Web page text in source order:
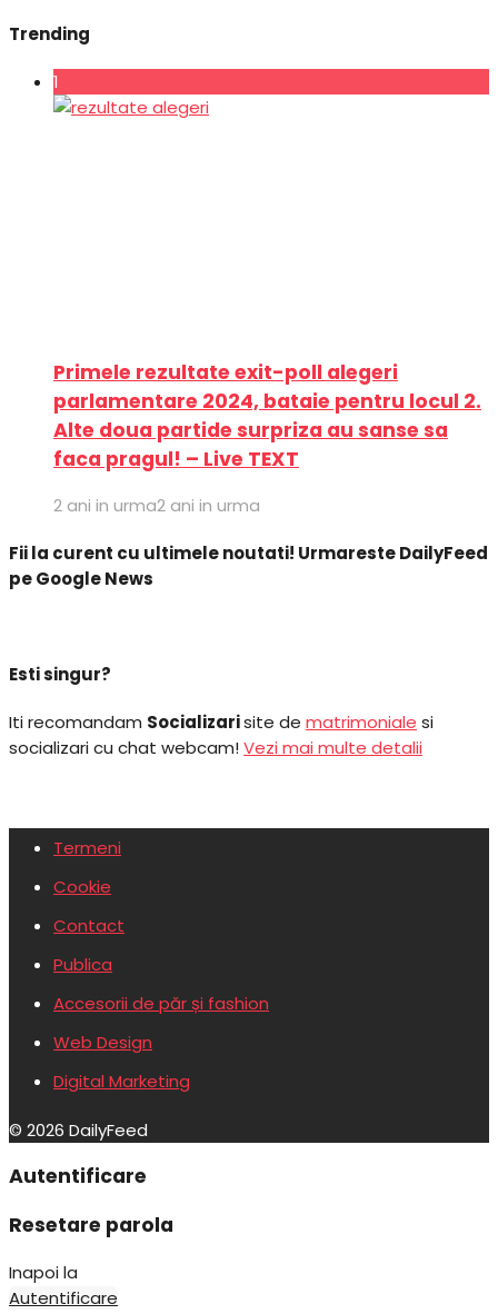
Trending
1
Primele rezultate exit-poll alegeri
parlamentare 2024, bataie pentru locul 2.
Alte doua partide surpriza au sanse sa
faca pragul! – Live TEXT
2 ani in urma2 ani in urma
Fii la curent cu ultimele noutati! Urmareste DailyFeed
pe Google News
Esti singur?
Iti recomandam Socializarisite de matrimoniale si
socializari cu chat webcam!Vezi mai multe detalii
Termeni
Cookie
Contact
Publica
Accesorii de păr și fashion
Web Design
Digital Marketing
© 2026 DailyFeed
Autentificare
Resetare parola
Inapoi la
Autentificare